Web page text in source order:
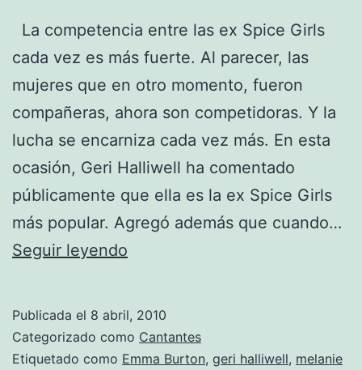
La competencia entre las ex Spice Girls
cada vez es más fuerte. Al parecer, las
mujeres que en otro momento, fueron
compañeras, ahora son competidoras. Y la
lucha se encarniza cada vez más. En esta
ocasión, Geri Halliwell ha comentado
públicamente que ella es la ex Spice Girls
más popular. Agregó además que cuando…
Seguir leyendo
autoproclama
la
Publicada el 8 abril, 2010
Categorizado como Cantantes
Etiquetado como Emma Burton, geri halliwell, melanie